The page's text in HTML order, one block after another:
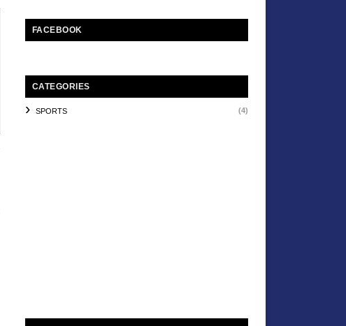
FACEBOOK
CATEGORIES
SPORTS (4)